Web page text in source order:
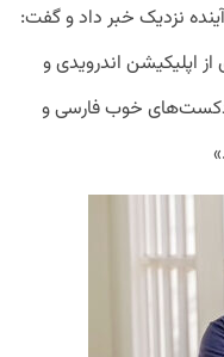
نزدیک خبر داد و گفت:‌
نسخه‌ای از اپلیکیشن اندرویدی و
خوب فارسی و